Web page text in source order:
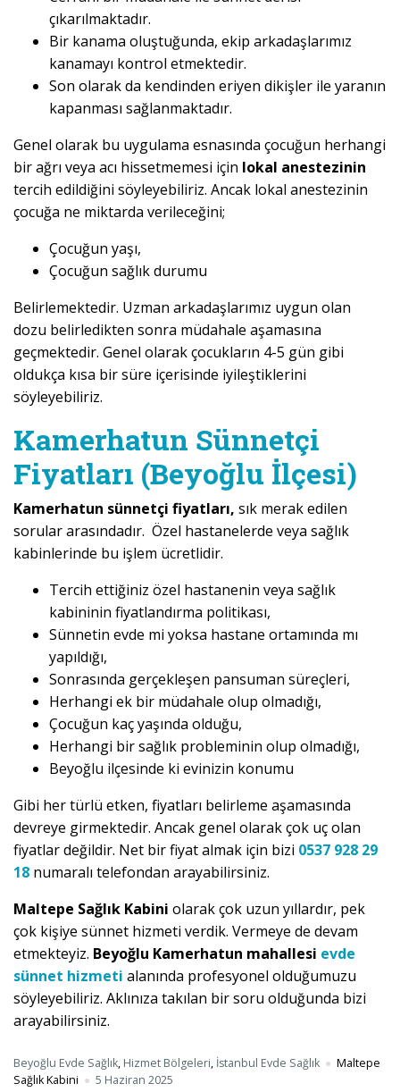
çıkarılmaktadır.
Bir kanama oluştuğunda, ekip arkadaşlarımız
kanamayı kontrol etmektedir.
Son olarak da kendinden eriyen dikişler ile yaranın
kapanması sağlanmaktadır.
Genel olarak bu uygulama esnasında çocuğun herhangi
bir ağrı veya acı hissetmemesi için lokal anestezinin
tercih edildiğini söyleyebiliriz. Ancak lokal anestezinin
çocuğa ne miktarda verileceğini;
Çocuğun yaşı,
Çocuğun sağlık durumu
Belirlemektedir. Uzman arkadaşlarımız uygun olan
dozu belirledikten sonra müdahale aşamasına
geçmektedir. Genel olarak çocukların 4-5 gün gibi
oldukça kısa bir süre içerisinde iyileştiklerini
söyleyebiliriz.
Kamerhatun Sünnetçi
Fiyatları (Beyoğlu İlçesi)
Kamerhatun sünnetçi fiyatları, sık merak edilen
sorular arasındadır. Özel hastanelerde veya sağlık
kabinlerinde bu işlem ücretlidir.
Tercih ettiğiniz özel hastanenin veya sağlık
kabininin fiyatlandırma politikası,
Sünnetin evde mi yoksa hastane ortamında mı
yapıldığı,
Sonrasında gerçekleşen pansuman süreçleri,
Herhangi ek bir müdahale olup olmadığı,
Çocuğun kaç yaşında olduğu,
Herhangi bir sağlık probleminin olup olmadığı,
Beyoğlu ilçesinde ki evinizin konumu
Gibi her türlü etken, fiyatları belirleme aşamasında
devreye girmektedir. Ancak genel olarak çok uç olan
fiyatlar değildir. Net bir fiyat almak için bizi 0537 928 29
18 numaralı telefondan arayabilirsiniz.
Maltepe Sağlık Kabini olarak çok uzun yıllardır, pek
çok kişiye sünnet hizmeti verdik. Vermeye de devam
etmekteyiz. Beyoğlu Kamerhatun mahallesi evde
sünnet hizmeti alanında profesyonel olduğumuzu
söyleyebiliriz. Aklınıza takılan bir soru olduğunda bizi
arayabilirsiniz.
Beyoğlu Evde Sağlık, Hizmet Bölgeleri, İstanbul Evde Sağlık
Maltepe
Sağlık Kabini
5 Haziran 2025